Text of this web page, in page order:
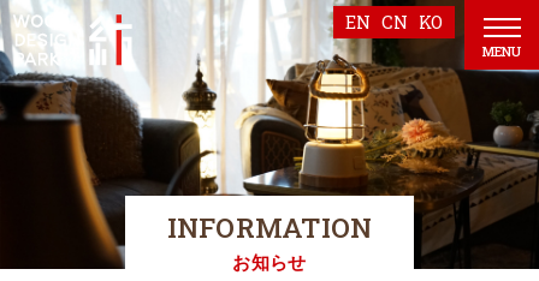
EN CN KO
INFORMATION
お知らせ
MENU